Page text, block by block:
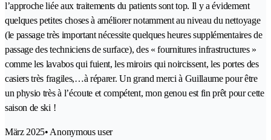
l’approche liée aux traitements du patients sont top. Il y a évidement
quelques petites choses à améliorer notamment au niveau du nettoyage
(le passage très important nécessite quelques heures supplémentaires de
passage des techniciens de surface), des « fournitures infrastructures »
comme les lavabos qui fuient, les miroirs qui noircissent, les portes des
casiers très fragiles,…à réparer. Un grand merci à Guillaume pour être
un physio très à l’écoute et compétent, mon genou est fin prêt pour cette
saison de ski !
März 2025• Anonymous user